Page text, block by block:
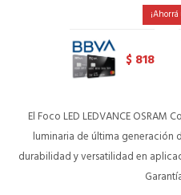
$ 818
El Foco LED LEDVANCE OSRAM
luminaria de última generación
durabilidad y versatilidad en